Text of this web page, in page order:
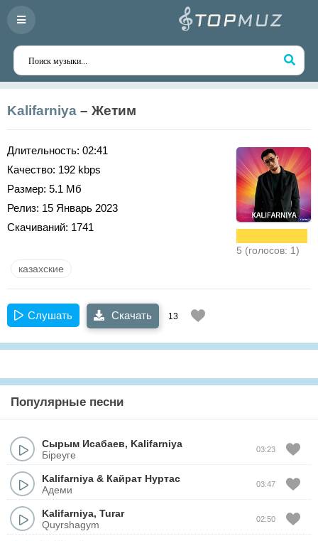
Kalifarniya – Жетим
Длительность: 02:41
Качество: 192 kbps
Размер: 5.1 Мб
Релиз: 15 Январь 2023
Скачиваний: 1741
5 (голосов: 1)
казахские
Слушать Скачать 13
Популярные песни
Сырым Исабаев, Kalifarniya
Біреуге
03:23
Kalifarniya & Кайрат Нуртас
Адеми
03:47
Kalifarniya, Turar
Quyrshagym
02:50